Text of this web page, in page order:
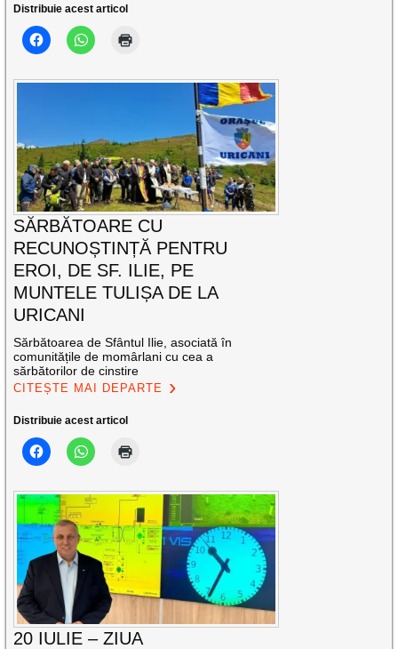
Distribuie acest articol
SĂRBĂTOARE CU
RECUNOȘTINȚĂ PENTRU
EROI, DE SF. ILIE, PE
MUNTELE TULIȘA DE LA
URICANI
Sărbătoarea de Sfântul Ilie, asociată în
comunitățile de momârlani cu cea a
sărbătorilor de cinstire
CITEȘTE MAI DEPARTE
Distribuie acest articol
20 IULIE – ZIUA